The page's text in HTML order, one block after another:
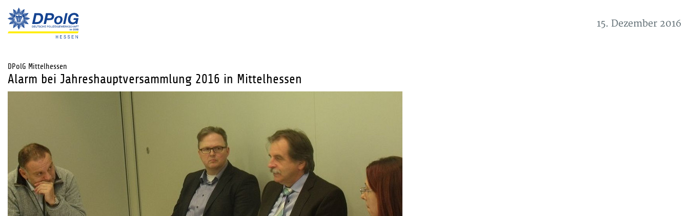
15. Dezember 2016
DPolG Mittelhessen
Alarm bei Jahreshauptversammlung 2016 in Mittelhessen